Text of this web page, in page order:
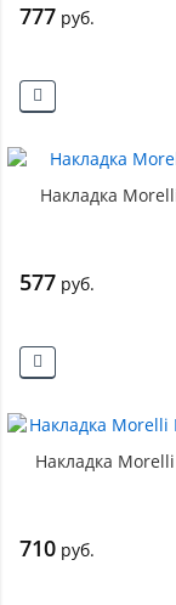
777 руб.
Накладка
577 руб.
Накладка
710 руб.